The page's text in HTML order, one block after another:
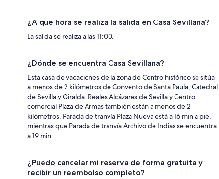
¿A qué hora se realiza la salida en Casa Sevillana?
La salida se realiza a las 11:00.
¿Dónde se encuentra Casa Sevillana?
Esta casa de vacaciones de la zona de Centro histórico se sitúa
a menos de 2 kilómetros de Convento de Santa Paula, Catedral
de Sevilla y Giralda. Reales Alcázares de Sevilla y Centro
comercial Plaza de Armas también están a menos de 2
kilómetros. Parada de tranvía Plaza Nueva está a 16 min a pie,
mientras que Parada de tranvía Archivo de Indias se encuentra
a 19 min.
¿Puedo cancelar mi reserva de forma gratuita y
recibir un reembolso completo?